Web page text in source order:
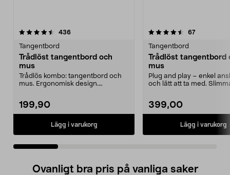
436recensioner
Tangentbord
Trådlöst tangentbord och
mus
Trådlös kombo: tangentbord och
mus. Ergonomisk design.
199,90
Lägg i varukorg
4.5 av 5 stjärnor 67recensioner
Tangentbord
Trådlöst tangentbord
mus
Plug and play – enkel
och lätt att ta med.
399,00
Lägg i varukorg
4.5 av 5 stjärnor
Ovanligt bra pris på vanliga saker